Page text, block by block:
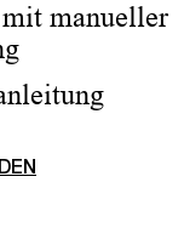
manueller